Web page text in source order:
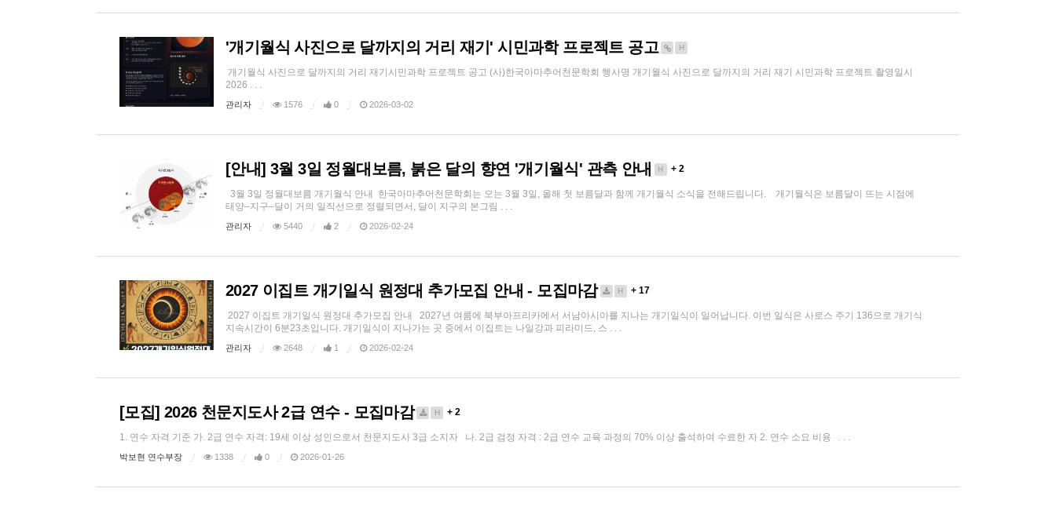
'개기월식 사진으로 달까지의 거리 재기' 시민과학 프로젝트 공고 H
개기월식 사진으로 달까지의 거리 재기시민과학 프로젝트 공고 (사)한국아마추어천문학회 행사명 개기월식 사진으로 달까지의 거리 재기 시민과학 프로젝트 촬영일시
2026 . . .
관리자 1576 0 2026-03-02
[안내] 3월 3일 정월대보름, 붉은 달의 향연 '개기월식' 관측 안내 H + 2
3월 3일 정월대보름 개기월식 안내 한국아마추어천문학회는 오는 3월 3일, 올해 첫 보름달과 함께 개기월식 소식을 전해드립니다. 개기월식은 보름달이 뜨는 시점에
태양–지구–달이 거의 일직선으로 정렬되면서, 달이 지구의 본그림 . . .
관리자 5440 2 2026-02-24
2027 이집트 개기일식 원정대 추가모집 안내 - 모집마감 H + 17
2027 이집트 개기일식 원정대 추가모집 안내 2027년 여름에 북부아프리카에서 서남아시아를 지나는 개기일식이 일어납니다. 이번 일식은 사로스 주기 136으로 개기식
지속시간이 6분23초입니다. 개기일식이 지나가는 곳 중에서 이집트는 나일강과 피라미드, 스 . . .
관리자 2648 1 2026-02-24
[모집] 2026 천문지도사 2급 연수 - 모집마감 H + 2
1. 연수 자격 기준 가. 2급 연수 자격: 19세 이상 성인으로서 천문지도사 3급 소지자 나. 2급 검정 자격 : 2급 연수 교육 과정의 70% 이상 출석하여 수료한 자 2. 연수 소요 비용 . . .
박보현 연수부장 1338 0 2026-01-26